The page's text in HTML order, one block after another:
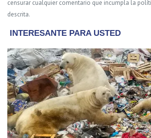
censurar cualquier comentario que incumpla la
descrita.